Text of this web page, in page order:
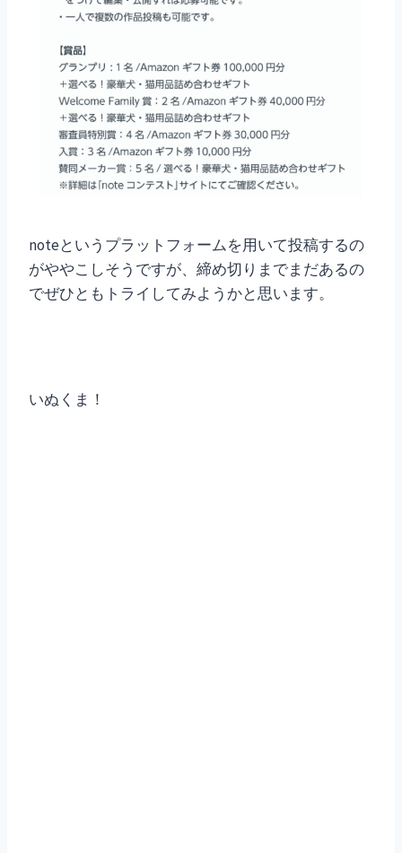
noteというプラットフォームを用いて投稿するの
がややこしそうですが、締め切りまでまだあるの
でぜひともトライしてみようかと思います。
いぬくま！